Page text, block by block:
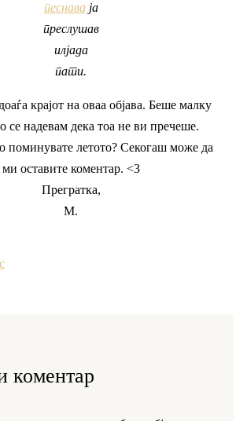
песнаваја
преслушав
илјада
пати.
крајот на оваа објава. Беше малку
се надевам дека тоа не ви пречеше.
поминувате летото? Секогаш може да
ми оставите коментар. <3
Прегратка,
М.
коментар